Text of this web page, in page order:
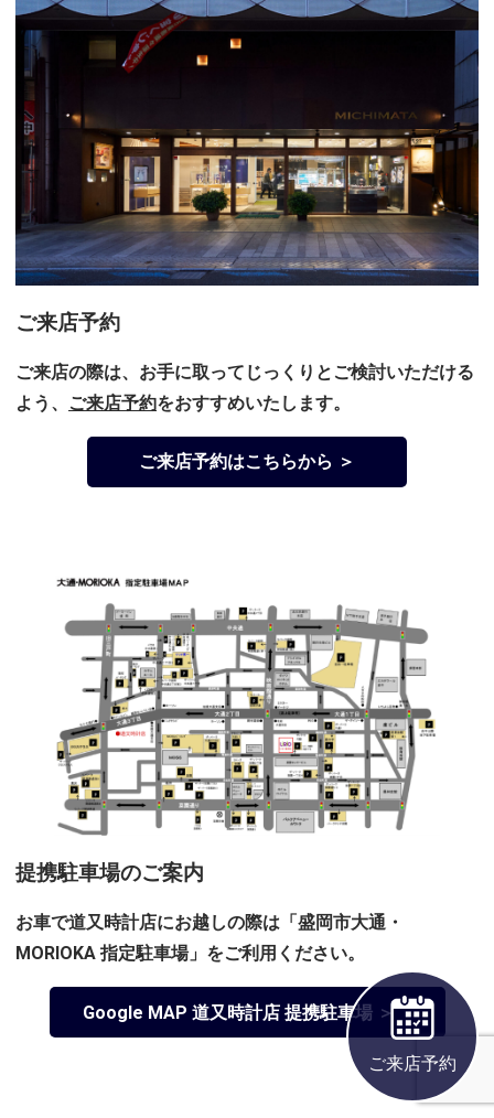
ご来店予約
ご来店予約
ご来店の際は、お手に取ってじっくりとご検討いただける
よう、
ご来店予約をおすすめいたします。
ご来店予約はこちらから ＞
提携駐車場のご案内
お車で道又時計店にお越しの際は「盛岡市大通・
MORIOKA 指定駐車場」をご利用ください。
Google MAP 道又時計店 提携駐車場 ＞